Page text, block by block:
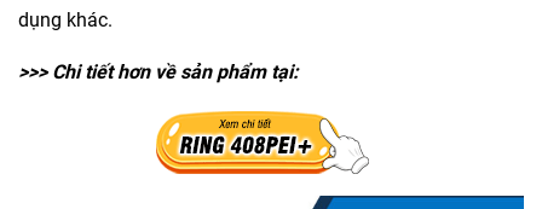
dụng khác.
>>> Chi tiết hơn về sản phẩm tại: